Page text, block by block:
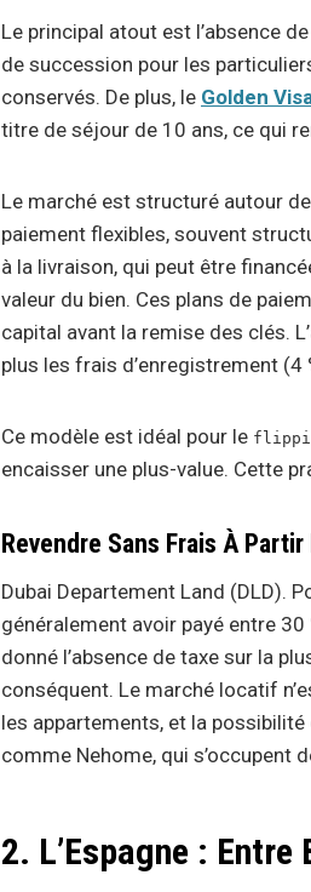
Le principal atout est l’absence
de succession pour les
conservés. De plus, le Golden
titre de séjour de 10 ans, ce qui
Le marché est structuré autour
paiement flexibles, souvent
à la livraison, qui peut être
valeur du bien. Ces plans de
capital avant la remise des clés.
plus les frais d’enregistrement (4
Ce modèle est idéal pour le
encaisser une plus-value. Cette
Revendre Sans Frais À
Dubai Departement Land (DLD).
généralement avoir payé entre
donné l’absence de taxe sur la
conséquent. Le marché locatif
les appartements, et la
comme Nehome, qui s’occupent
2. L’Espagne :